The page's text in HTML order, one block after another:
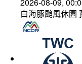
白海豚颱風休園